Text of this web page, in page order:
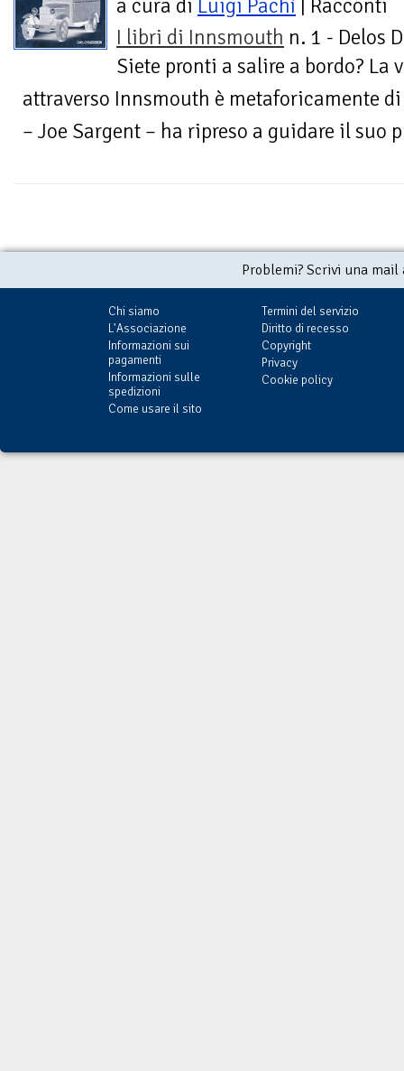
a cura di Luigi Pachì | Racconti
I libri di Innsmouth n. 1 - Delos
Siete pronti a salire a bordo? La
attraverso Innsmouth è metaforicamente
– Joe Sargent – ha ripreso a guidare il suo
Problemi? Scrivi una
Chi siamo
L'Associazione
Informazioni sui
pagamenti
Informazioni sulle
spedizioni
Come usare il sito
Termini del servizio
Diritto di recesso
Copyright
Privacy
Cookie policy